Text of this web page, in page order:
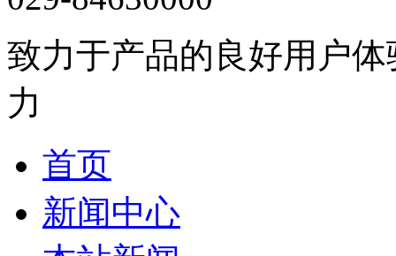
致力于产品的良好用户
力
首页
新闻中心